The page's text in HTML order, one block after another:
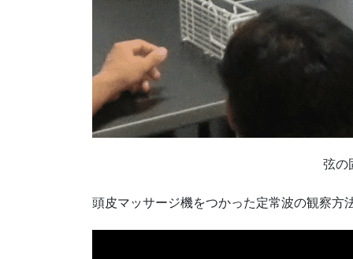
弦の
頭皮マッサージ機をつかった定常波の観察方